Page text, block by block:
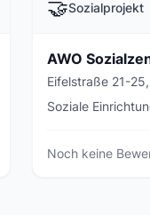
🤝Sozialprojekt
AWO
Eifelstraße 21-
Soziale
Noch keine